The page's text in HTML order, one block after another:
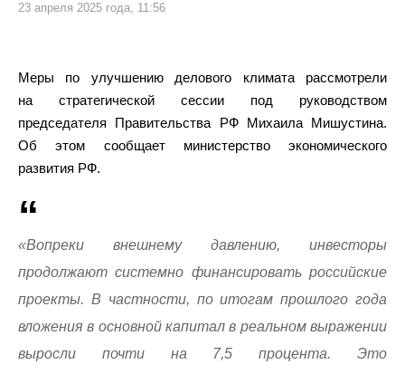
23 апреля 2025 года, 11:56
Меры по улучшению делового климата рассмотрели
на стратегической сессии под руководством
председателя Правительства РФ Михаила Мишустина.
Об этом сообщает министерство экономического
развития РФ.
«Вопреки внешнему давлению, инвесторы
продолжают системно финансировать российские
проекты. В частности, по итогам прошлого года
вложения в основной капитал в реальном выражении
выросли почти на 7,5 процента. Это